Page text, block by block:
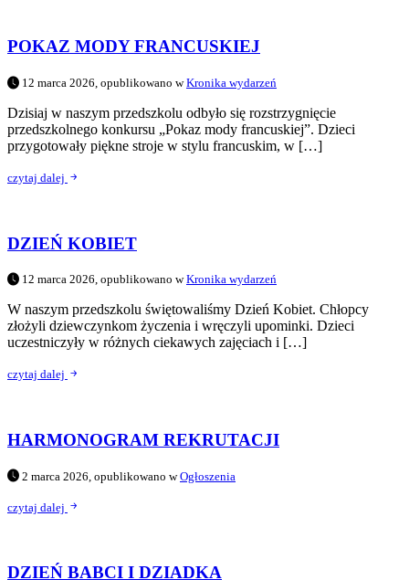
POKAZ MODY FRANCUSKIEJ
12 marca 2026, opublikowano wKronika wydarzeń
Dzisiaj w naszym przedszkolu odbyło się rozstrzygnięcie
przedszkolnego konkursu „Pokaz mody francuskiej”. Dzieci
przygotowały piękne stroje w stylu francuskim, w […]
czytaj dalej
DZIEŃ KOBIET
12 marca 2026, opublikowano wKronika wydarzeń
W naszym przedszkolu świętowaliśmy Dzień Kobiet. Chłopcy
złożyli dziewczynkom życzenia i wręczyli upominki. Dzieci
uczestniczyły w różnych ciekawych zajęciach i […]
czytaj dalej
HARMONOGRAM REKRUTACJI
2 marca 2026, opublikowano wOgłoszenia
czytaj dalej
DZIEŃ BABCI I DZIADKA